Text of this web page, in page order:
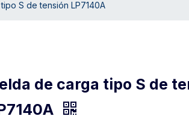
S de tensión LP7140A
de carga tipo S de